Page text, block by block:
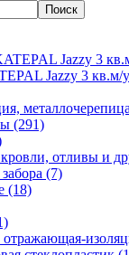
Jazzy 3 кв.м/
(291)
отливы и
(7)
(18)